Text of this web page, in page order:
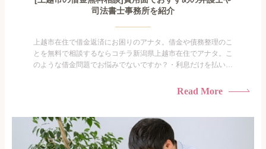
司法書士事務所を紹介
上越市在住で借金返済にお困りのアナタ。借金や債務整理のこ
とを無料で相談するならコチラ新潟県上越市在住でアナタ。こ
のような借金問題でお悩みでないですか？・利息だけを払い続
られたくない・借金の催促、取り立てで憂鬱になる。・闇金に
がありま...
Read More